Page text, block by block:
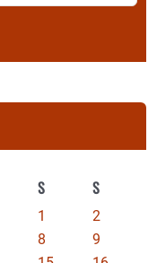
S S
1
2
8
9